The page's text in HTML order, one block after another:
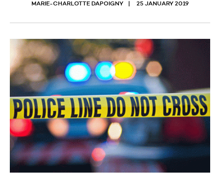
MARIE-CHARLOTTE DAPOIGNY 25 JANUARY 2019